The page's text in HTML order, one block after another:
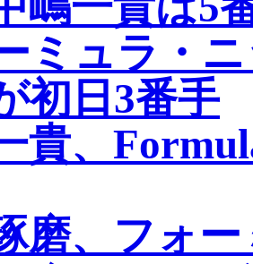
ミュラ・
初日3番手
貴、
磨、フォ